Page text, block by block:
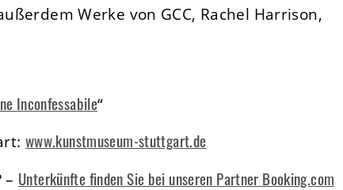
Werke von GCC, Rachel Harrison,
Inconfessabile“
www.kunstmuseum-stuttgart.de
– Unterkünfte finden Sie bei unseren Partner Booking.com